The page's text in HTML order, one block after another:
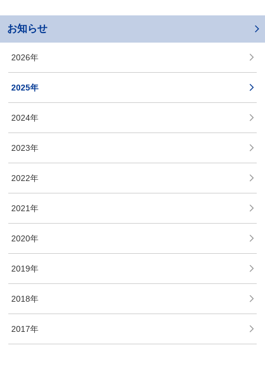
お知らせ
2026年
2025年
2024年
2023年
2022年
2021年
2020年
2019年
2018年
2017年